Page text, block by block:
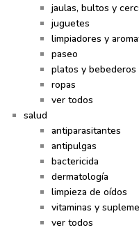
jaulas, bultos y
juguetes
limpiadores y
paseo
platos y bebederos
ropas
ver todos
salud
antiparasitantes
antipulgas
bactericida
dermatología
limpieza de oídos
vitaminas y
ver todos